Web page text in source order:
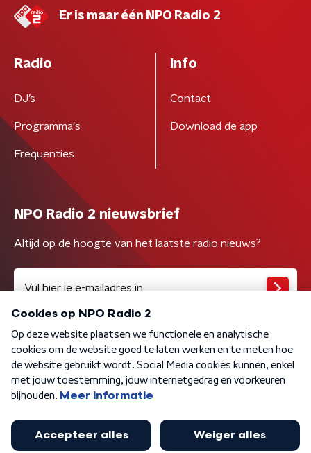
Er is maar één NPO Radio 2
Radio
DJ’s
Programma's
Frequenties
Info
Contact
Download de app
NPO Radio 2 nieuwsbrief
Altijd op de hoogte van het laatste radio nieuws?
Algemene voorwaarden